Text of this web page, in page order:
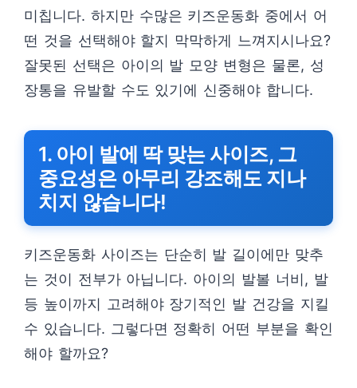
미칩니다. 하지만 수많은 키즈운동화 중에서 어
떤 것을 선택해야 할지 막막하게 느껴지시나요?
잘못된 선택은 아이의 발 모양 변형은 물론, 성
장통을 유발할 수도 있기에 신중해야 합니다.
1. 아이 발에 딱 맞는 사이즈, 그
중요성은 아무리 강조해도 지나
치지 않습니다!
키즈운동화 사이즈는 단순히 발 길이에만 맞추
는 것이 전부가 아닙니다. 아이의 발볼 너비, 발
등 높이까지 고려해야 장기적인 발 건강을 지킬
수 있습니다. 그렇다면 정확히 어떤 부분을 확인
해야 할까요?